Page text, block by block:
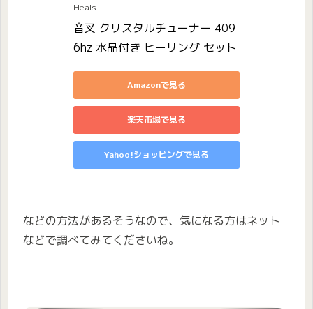
Heals
音叉 クリスタルチューナー 409
6hz 水晶付き ヒーリング セット
Amazonで見る
楽天市場で見る
Yahoo!ショッピングで見る
などの方法があるそうなので、気になる方はネット
などで調べてみてくださいね。